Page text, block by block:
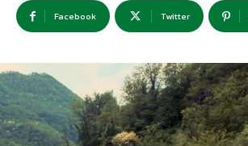
Facebook Twitter